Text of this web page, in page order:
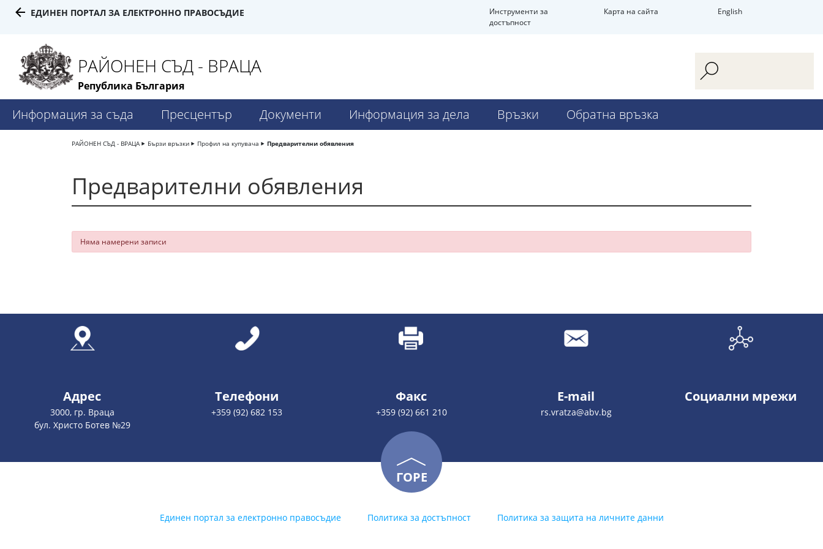
ЕДИНЕН ПОРТАЛ ЗА ЕЛЕКТРОННО ПРАВОСЪДИЕ
Инструменти за
достъпност
Карта на сайта English
РАЙОНЕН СЪД - ВРАЦА
Република България
Информация за съда Пресцентър Документи Информация за дела Връзки Обратна връзка
РАЙОНЕН СЪД - ВРАЦА Бързи връзки Профил на купувача Предварителни обявления
Предварителни обявления
Няма намерени записи
Адрес
3000, гр. Враца
бул. Христо Ботев №29
Телефони
+359 (92) 682 153
Факс
+359 (92) 661 210
E-mail
rs.vratza@abv.bg
Социални мрежи
ГОРЕ
Единен портал за електронно правосъдие Политика за достъпност Политика за защита на личните данни